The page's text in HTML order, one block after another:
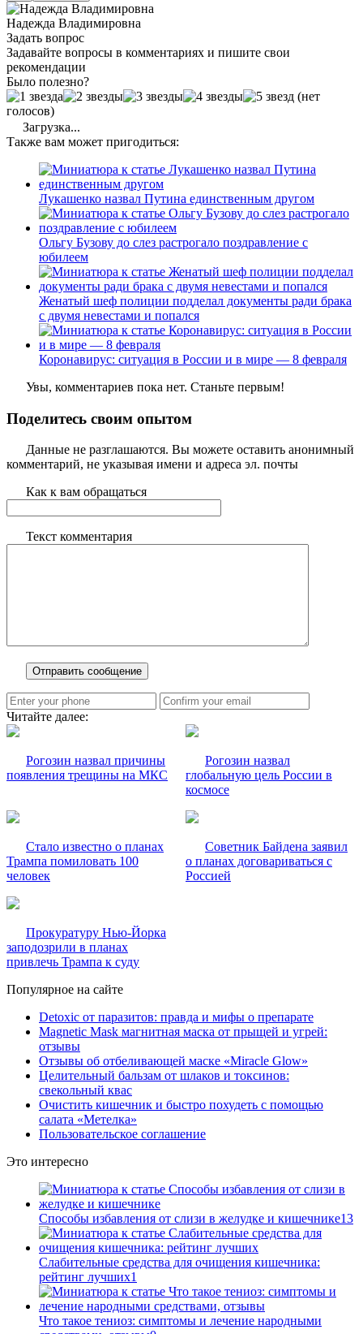
Надежда Владимировна
Задать вопрос
Задавайте вопросы в комментариях и пишите свои
рекомендации
Было полезно?
(нет
голосов)
Загрузка...
Также вам может пригодиться:
Лукашенко назвал Путина единственным другом
Ольгу Бузову до слез растрогало поздравление с
юбилеем
Женатый шеф полиции подделал документы ради брака
с двумя невестами и попался
Коронавирус: ситуация в России и в мире — 8 февраля
Увы, комментариев пока нет. Станьте первым!
Поделитесь своим опытом
Данные не разглашаются. Вы можете оставить анонимный
комментарий, не указывая имени и адреса эл. почты
Как к вам обращаться
Текст комментария
Читайте далее:
Рогозин назвал причины
появления трещины на МКС
Рогозин назвал
глобальную цель России в
космосе
Стало известно о планах
Трампа помиловать 100
человек
Советник Байдена заявил
о планах договариваться с
Россией
Прокуратуру Нью-Йорка
заподозрили в планах
привлечь Трампа к суду
Популярное на сайте
Detoxic от паразитов: правда и мифы о препарате
Magnetic Mask магнитная маска от прыщей и угрей:
отзывы
Отзывы об отбеливающей маске «Miracle Glow»
Целительный бальзам от шлаков и токсинов:
свекольный квас
Очистить кишечник и быстро похудеть с помощью
салата «Метелка»
Пользовательское соглашение
Это интересно
Способы избавления от слизи в желудке и кишечнике13
Слабительные средства для очищения кишечника:
рейтинг лучших1
Что такое тениоз: симптомы и лечение народными